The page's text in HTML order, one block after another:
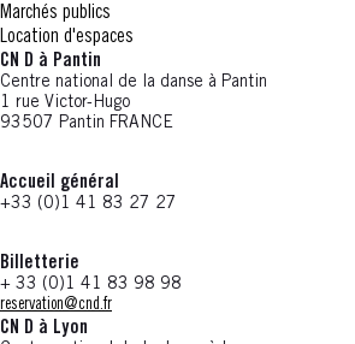
Marchés publics
Location d'espaces
CN D à Pantin
Centre national de la danse à Pantin
1 rue Victor-Hugo
93507 Pantin FRANCE
Accueil général
+33 (0)1 41 83 27 27
Billetterie
+ 33 (0)1 41 83 98 98
reservation@cnd.fr
CN D à Lyon